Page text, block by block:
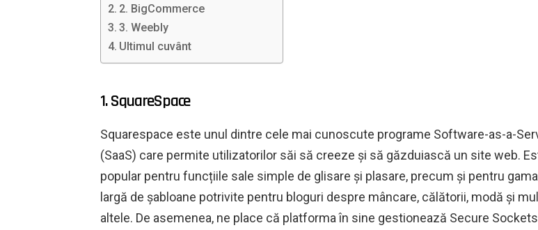
2. BigCommerce
3. Weebly
Ultimul cuvânt
1. SquareSpace
Squarespace este unul dintre cele mai cunoscute programe Software-as-a-
(SaaS) care permite utilizatorilor săi să creeze și să găzduiască un site web.
popular pentru funcțiile sale simple de glisare și plasare, precum și pentru
largă de șabloane potrivite pentru bloguri despre mâncare, călătorii, modă și
altele. De asemenea, ne place că platforma în sine gestionează Secure Sockets